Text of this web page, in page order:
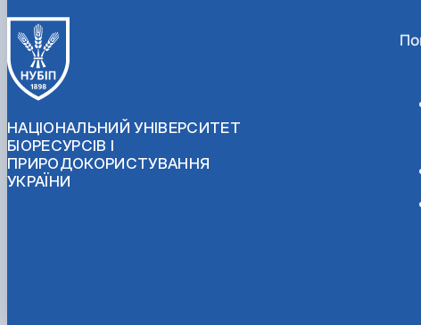
НАЦІОНАЛЬНИЙ УНІВЕРСИТЕТ
БІОРЕСУРСІВ І
ПРИРОДОКОРИСТУВАННЯ
УКРАЇНИ